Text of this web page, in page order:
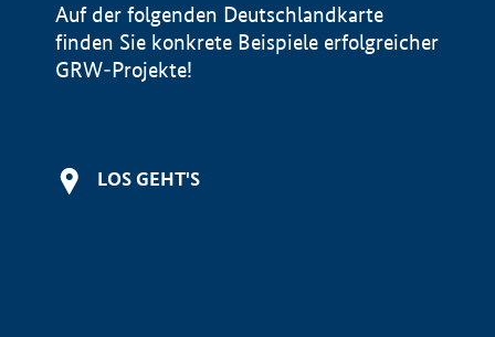
Auf der folgenden Deutschlandkarte
finden Sie konkrete Beispiele erfolgreicher
GRW-Projekte!
LOS GEHT'S